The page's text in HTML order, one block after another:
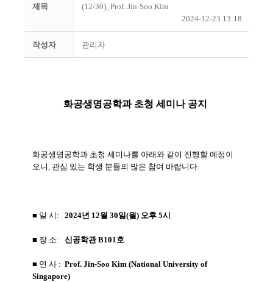
제목
(12/30)_Prof. Jin-Soo Kim
2024-12-23 13:18
작성자 관리자
화공생명공학과 초청 세미나 공지
화공생명공학과 초청 세미나를 아래와 같이 진행할 예정이
오니, 관심 있는 학생 분들의 많은 참여 바랍니다.
■ 일 시: 2024년 12월 30일(월) 오후 5시
■ 장 소: 신공학관 B101호
■ 연 사 : Prof. Jin-Soo Kim (National University of
Singapore)